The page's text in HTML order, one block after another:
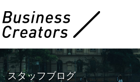
スタッフブログ